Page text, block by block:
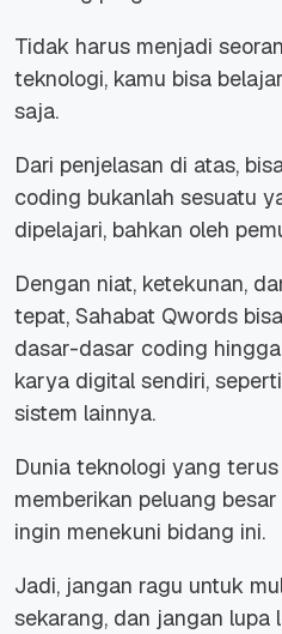
Tidak harus menjadi
teknologi, kamu bisa
saja.
Dari penjelasan di atas,
coding bukanlah sesuatu
dipelajari, bahkan oleh
Dengan niat, ketekunan,
tepat, Sahabat Qwords
dasar-dasar coding
karya digital sendiri,
sistem lainnya.
Dunia teknologi yang
memberikan peluang
ingin menekuni bidang ini.
Jadi, jangan ragu untuk
sekarang, dan jangan lupa